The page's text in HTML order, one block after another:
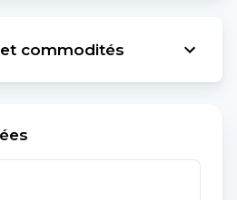
commodités